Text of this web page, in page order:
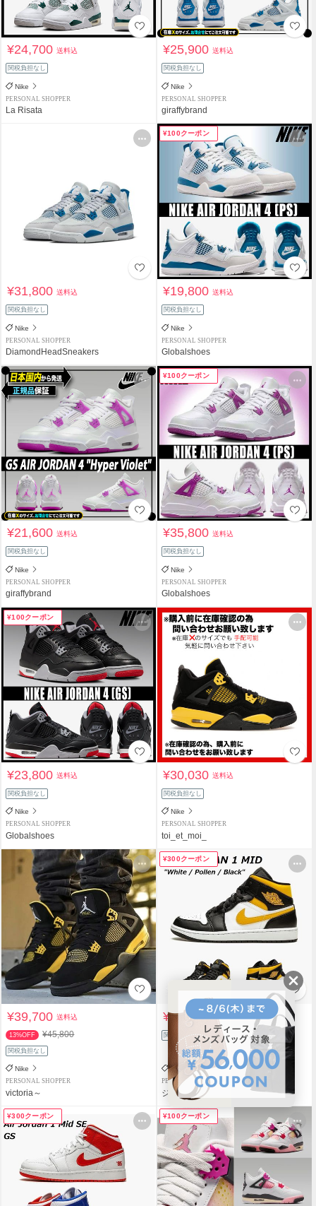
¥24,700送料込
関税負担なし
Nike
PERSONAL SHOPPER
La Risata
¥25,900送料込
関税負担なし
Nike
PERSONAL SHOPPER
giraffybrand
¥31,800送料込
関税負担なし
Nike
PERSONAL SHOPPER
DiamondHeadSneakers
¥100クーポン
¥19,800送料込
関税負担なし
Nike
PERSONAL SHOPPER
Globalshoes
¥21,600送料込
関税負担なし
Nike
PERSONAL SHOPPER
giraffybrand
¥100クーポン
¥35,800送料込
関税負担なし
Nike
PERSONAL SHOPPER
Globalshoes
¥100クーポン
¥23,800送料込
関税負担なし
Nike
PERSONAL SHOPPER
Globalshoes
¥30,030送料込
関税負担なし
Nike
PERSONAL SHOPPER
toi_et_moi_
¥39,700送料込
13%OFF ¥45,800
関税負担なし
Nike
PERSONAL SHOPPER
victoria～
¥300クーポン
¥37,800送料込
関税負担なし
Nike
PERSONAL SHOPPER
ジュゴンちゃん
¥300クーポン ¥100クーポン